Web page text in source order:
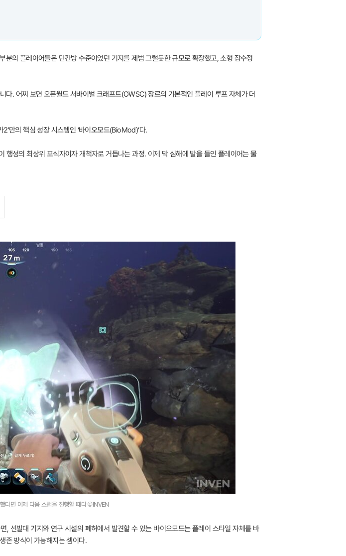
의 플레이어들은 단칸방 수준이었던 기지를 제법 그럴듯한 규모로 확장했고, 소형 잠수정
. 어찌 보면 오픈월드 서바이벌 크래프트(OWSC) 장르의 기본적인 플레이 루프 자체가 더
만의 핵심 성장 시스템인 ‘바이오모드(BioMod)’다.
성의 최상위 포식자이자 개척자로 거듭나는 과정. 이제 막 심해에 발을 들인 플레이어는 물
다면 이제 다음 스탭을 진행할 때다 ©INVEN
선발대 기지와 연구 시설의 폐허에서 발견할 수 있는 바이오모드는 플레이 스타일 자체를 바
존 방식이 가능해지는 셈이다.